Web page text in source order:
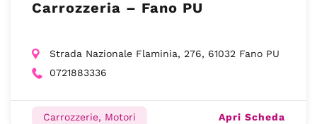
Carrozzeria – Fano PU
Strada Nazionale Flaminia, 276, 61032 Fano PU
0721883336
Carrozzerie, Motori Apri Scheda